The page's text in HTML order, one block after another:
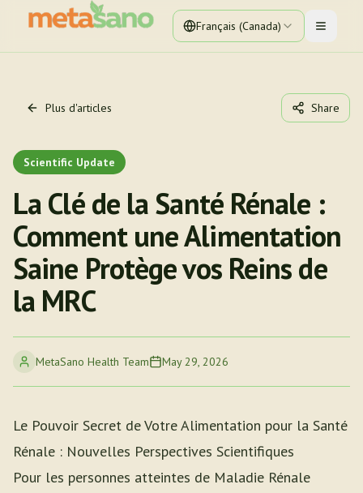
Français (Canada) Toggle
Plus d'articles Share
Scientific Update
La Clé de la Santé Rénale :
Comment une Alimentation
Saine Protège vos Reins de
la MRC
MetaSano Health Team May 29, 2026
Le Pouvoir Secret de Votre Alimentation pour la Santé
Rénale : Nouvelles Perspectives Scientifiques
Pour les personnes atteintes de Maladie Rénale